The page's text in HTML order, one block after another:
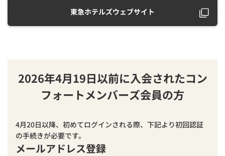
東急ホテルズウェブサイト
2026年4月19日以前に入会されたコン
フォートメンバーズ会員の方
4月20日以降、初めてログインされる際、下記より初回認証
の手続きが必要です。
メールアドレス登録